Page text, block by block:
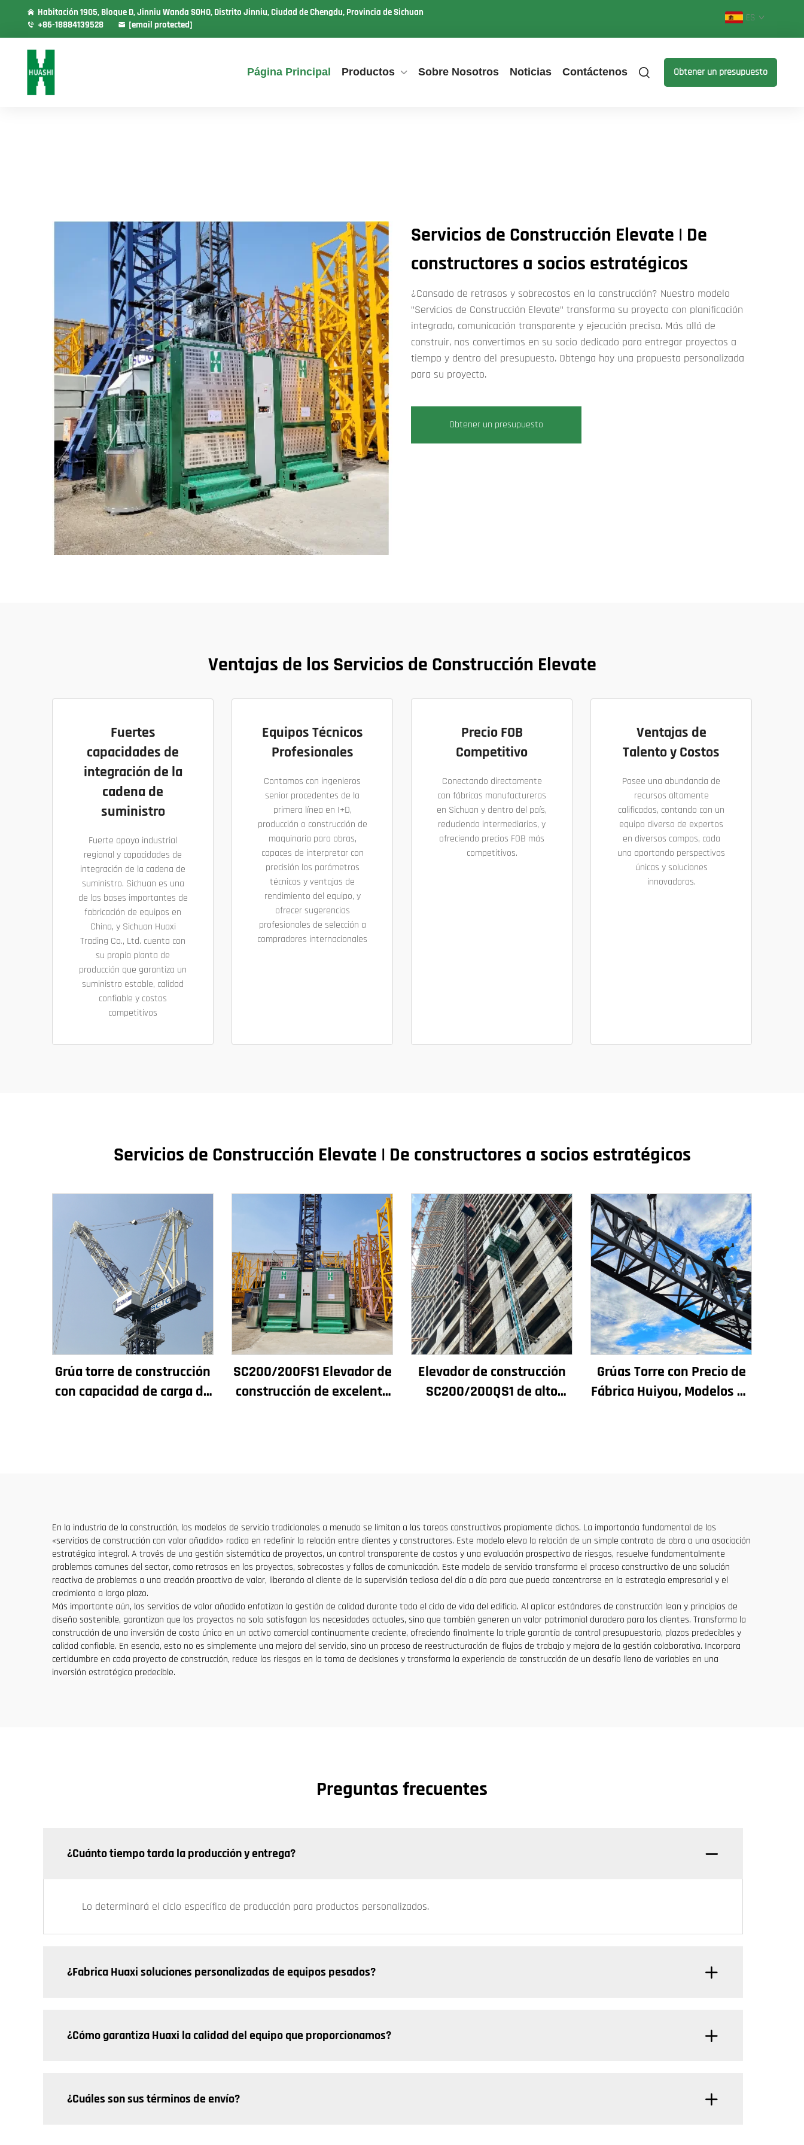
Habitación 1905, Bloque D, Jinniu Wanda SOHO, Distrito Jinniu, Ciudad de Chengdu, Provincia de Sichuan
+86-18884139528
[email protected]
ES
Página Principal Productos Sobre Nosotros Noticias Contáctenos Obtener un presupuesto
Servicios de Construcción Elevate | De
constructores a socios estratégicos
¿Cansado de retrasos y sobrecostos en la construcción? Nuestro modelo
"Servicios de Construcción Elevate" transforma su proyecto con planificación
integrada, comunicación transparente y ejecución precisa. Más allá de
construir, nos convertimos en su socio dedicado para entregar proyectos a
tiempo y dentro del presupuesto. Obtenga hoy una propuesta personalizada
para su proyecto.
Obtener un presupuesto
Ventajas de los Servicios de Construcción Elevate
Fuertes
capacidades de
integración de la
cadena de
suministro
Fuerte apoyo industrial
regional y capacidades de
integración de la cadena de
suministro. Sichuan es una
de las bases importantes de
fabricación de equipos en
China, y Sichuan Huaxi
Trading Co., Ltd. cuenta con
su propia planta de
producción que garantiza un
suministro estable, calidad
confiable y costos
competitivos
Equipos Técnicos
Profesionales
Contamos con ingenieros
senior procedentes de la
primera línea en I+D,
producción o construcción de
maquinaria para obras,
capaces de interpretar con
precisión los parámetros
técnicos y ventajas de
rendimiento del equipo, y
ofrecer sugerencias
profesionales de selección a
compradores internacionales
Precio FOB
Competitivo
Conectando directamente
con fábricas manufactureras
en Sichuan y dentro del país,
reduciendo intermediarios, y
ofreciendo precios FOB más
competitivos.
Ventajas de
Talento y Costos
Posee una abundancia de
recursos altamente
calificados, contando con un
equipo diverso de expertos
en diversos campos, cada
uno aportando perspectivas
únicas y soluciones
innovadoras.
Servicios de Construcción Elevate | De constructores a socios estratégicos
Grúa torre de construcción
con capacidad de carga de
SC200/200FS1 Elevador de
construcción de excelente
Elevador de construcción
SC200/200QS1 de alto
Grúas Torre con Precio de
Fábrica Huiyou, Modelos de
En la industria de la construcción, los modelos de servicio tradicionales a menudo se limitan a las tareas constructivas propiamente dichas. La importancia fundamental de los
«servicios de construcción con valor añadido» radica en redefinir la relación entre clientes y constructores. Este modelo eleva la relación de un simple contrato de obra a una asociación
estratégica integral. A través de una gestión sistemática de proyectos, un control transparente de costos y una evaluación prospectiva de riesgos, resuelve fundamentalmente
problemas comunes del sector, como retrasos en los proyectos, sobrecostes y fallos de comunicación. Este modelo de servicio transforma el proceso constructivo de una solución
reactiva de problemas a una creación proactiva de valor, liberando al cliente de la supervisión tediosa del día a día para que pueda concentrarse en la estrategia empresarial y el
crecimiento a largo plazo.
Más importante aún, los servicios de valor añadido enfatizan la gestión de calidad durante todo el ciclo de vida del edificio. Al aplicar estándares de construcción lean y principios de
diseño sostenible, garantizan que los proyectos no solo satisfagan las necesidades actuales, sino que también generen un valor patrimonial duradero para los clientes. Transforma la
construcción de una inversión de costo único en un activo comercial continuamente creciente, ofreciendo finalmente la triple garantía de control presupuestario, plazos predecibles y
calidad confiable. En esencia, esto no es simplemente una mejora del servicio, sino un proceso de reestructuración de flujos de trabajo y mejora de la gestión colaborativa. Incorpora
certidumbre en cada proyecto de construcción, reduce los riesgos en la toma de decisiones y transforma la experiencia de construcción de un desafío lleno de variables en una
inversión estratégica predecible.
Preguntas frecuentes
¿Cuánto tiempo tarda la producción y entrega?
Lo determinará el ciclo específico de producción para productos personalizados.
¿Fabrica Huaxi soluciones personalizadas de equipos pesados?
¿Cómo garantiza Huaxi la calidad del equipo que proporcionamos?
¿Cuáles son sus términos de envío?